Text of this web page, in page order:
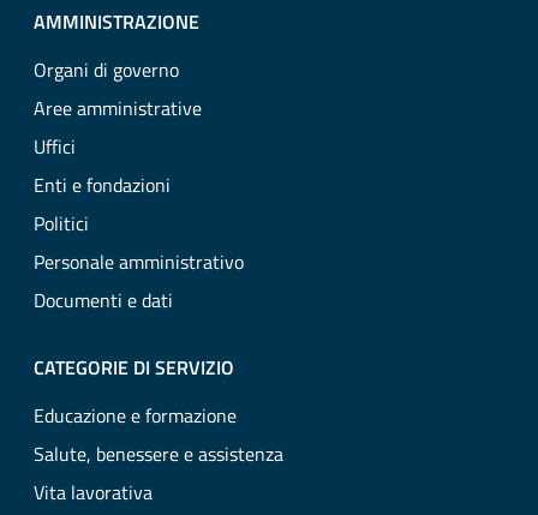
AMMINISTRAZIONE
Organi di governo
Aree amministrative
Uffici
Enti e fondazioni
Politici
Personale amministrativo
Documenti e dati
CATEGORIE DI SERVIZIO
Educazione e formazione
Salute, benessere e assistenza
Vita lavorativa